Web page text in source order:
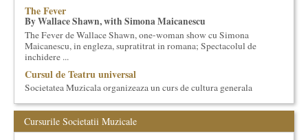
The Fever
By Wallace Shawn, with Simona Maicanescu
The Fever de Wallace Shawn, one-woman show cu Simona
Maicanescu, in engleza, supratitrat in romana; Spectacolul de
inchidere ...
Cursul de Teatru universal
Societatea Muzicala organizeaza un curs de cultura generala
Nati...
Societatea Culturala
Cursurile Societatii Muzicale